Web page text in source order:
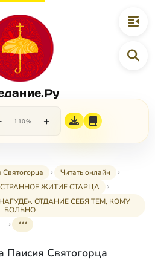
110% +
Читать онлайн
ЖИТИЕ СТАРЦА
ОТДАНИЕ СЕБЯ ТЕМ, КОМУ
БОЛЬНО
***
Паисия Святогорца